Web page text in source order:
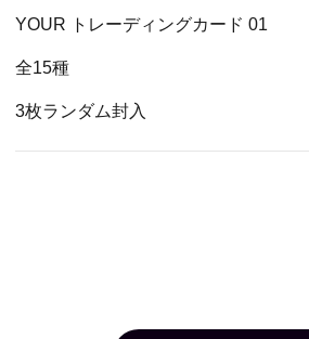
YOUR トレーディングカード 01
全15種
3枚ランダム封入